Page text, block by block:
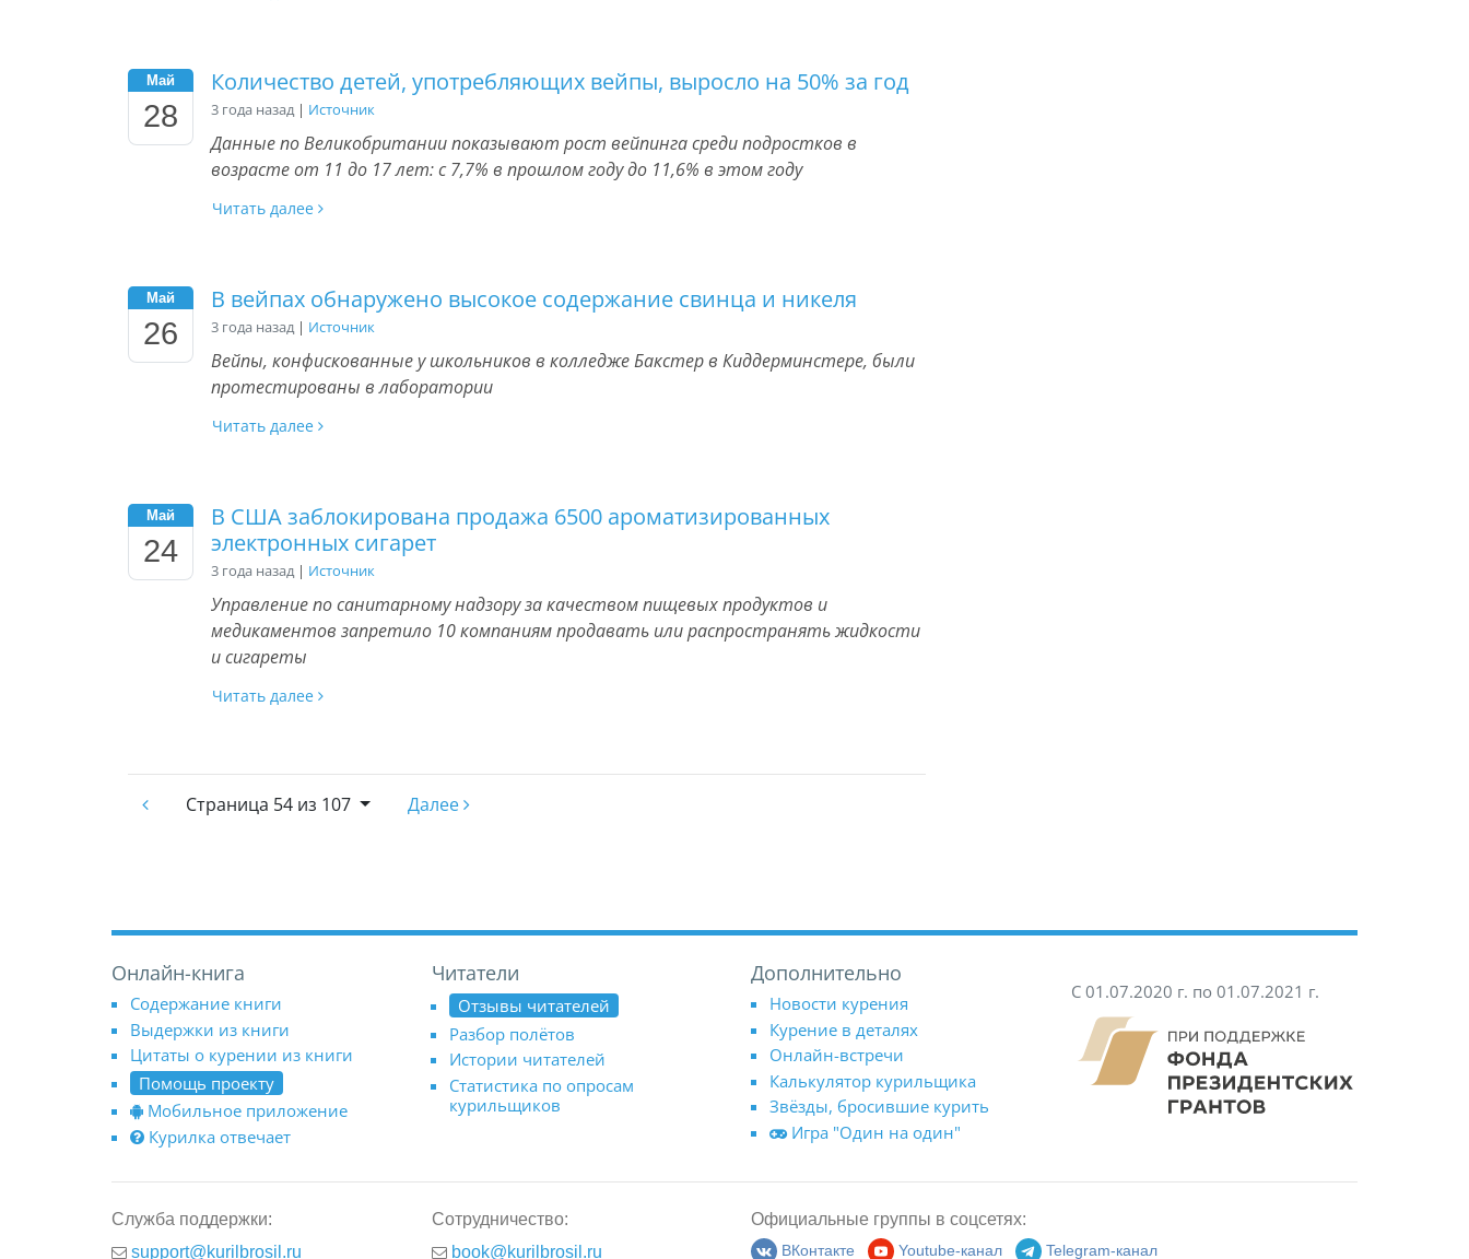
Май
28
Количество детей, употребляющих вейпы, выросло на 50% за год
3 года назад | Источник
Данные по Великобритании показывают рост вейпинга среди подростков в
возрасте от 11 до 17 лет: с 7,7% в прошлом году до 11,6% в этом году
Читать далее
Май
26
В вейпах обнаружено высокое содержание свинца и никеля
3 года назад | Источник
Вейпы, конфискованные у школьников в колледже Бакстер в Киддерминстере, были
протестированы в лаборатории
Читать далее
Май
24
В США заблокирована продажа 6500 ароматизированных
электронных сигарет
3 года назад | Источник
Управление по санитарному надзору за качеством пищевых продуктов и
медикаментов запретило 10 компаниям продавать или распространять жидкости
и сигареты
Читать далее
Страница 54 из 107 Далее
Онлайн-книга
Содержание книги
Выдержки из книги
Цитаты о курении из книги
Помощь проекту
Мобильное приложение
Курилка отвечает
Читатели
Отзывы читателей
Разбор полётов
Истории читателей
Статистика по опросам
курильщиков
Дополнительно
Новости курения
Курение в деталях
Онлайн-встречи
Калькулятор курильщика
Звёзды, бросившие курить
Игра "Один на один"
С 01.07.2020 г. по 01.07.2021 г.
Служба поддержки:
support@kurilbrosil.ru
Сотрудничество:
book@kurilbrosil.ru
Официальные группы в соцсетях:
ВКонтакте Youtube-канал Telegram-канал